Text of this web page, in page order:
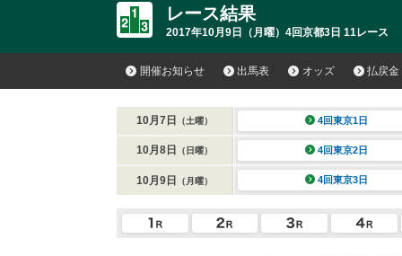
レース結果
2017年10月9日（月曜）4回京都3日 11レース
開催お知らせ 出馬表 オッズ 払戻金
10月7日 （土曜） 4回東京1日
10月8日 （日曜） 4回東京2日
10月9日 （月曜） 4回東京3日